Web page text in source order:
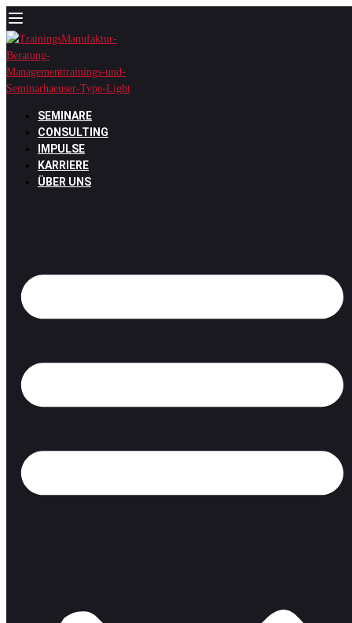
Zum
Inhalt
springen
SEMINARE
CONSULTING
IMPULSE
KARRIERE
ÜBER UNS